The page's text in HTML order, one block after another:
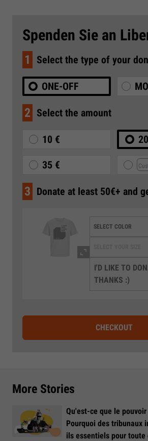
Spenden Sie an
1 Select the type of your
ONE-OFF
2 Select the amount
10 €
35 €
3 Donate at least 50€+ and
I'D LIKE TO
THANKS :)
CHECKOUT
More Stories
Qu'est-ce que le
Pourquoi des tribunaux
ils essentiels pour toute